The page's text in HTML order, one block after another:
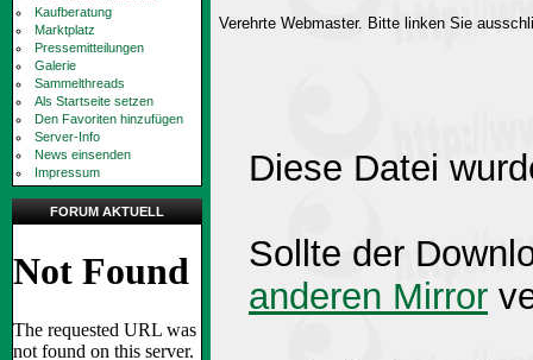
Kaufberatung
Marktplatz
Pressemitteilungen
Galerie
Sammelthreads
Als Startseite setzen
Den Favoriten hinzufügen
Server-Info
News einsenden
Impressum
FORUM AKTUELL
Verehrte Webmaster. Bitte linken Sie
Diese Datei
Sollte der
anderen Mirror